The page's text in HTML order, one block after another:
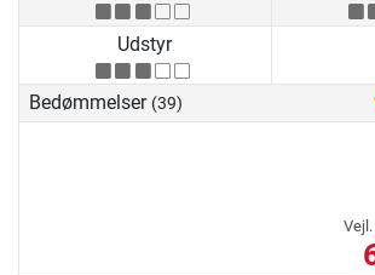
Udstyr
Bedømmelser (39)